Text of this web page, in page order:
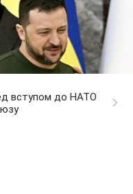
вступом до НАТО